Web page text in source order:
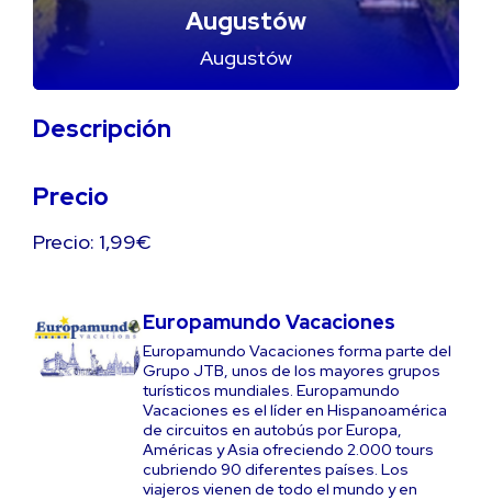
Augustów
Augustów
Descripción
Precio
Precio: 1,99€
Europamundo Vacaciones
Europamundo Vacaciones forma parte del
Grupo JTB, unos de los mayores grupos
turísticos mundiales. Europamundo
Vacaciones es el líder en Hispanoamérica
de circuitos en autobús por Europa,
Américas y Asia ofreciendo 2.000 tours
cubriendo 90 diferentes países. Los
viajeros vienen de todo el mundo y en